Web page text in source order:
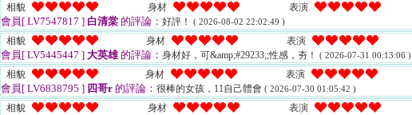
相貌 身材 表演
會員[ LV7547817 ] 白清棠 的評論： 好評！ ( 2026-08-02 22:02:49 )
相貌 身材 表演
會員[ LV5445447 ] 大英雄的評論： 身材好，可&amp;#29233;;性感，夯！ ( 2026-07-31 00:13:06 )
相貌 身材 表演
會員[ LV6838795 ] 四哥r 的評論： 很棒的女孩，11自己體會 ( 2026-07-30 01:05:42 )
相貌 身材 表演